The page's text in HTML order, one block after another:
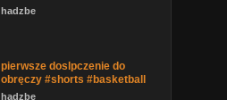
hadzbe
pierwsze doslpczenie do
obręczy #shorts #basketball
hadzbe